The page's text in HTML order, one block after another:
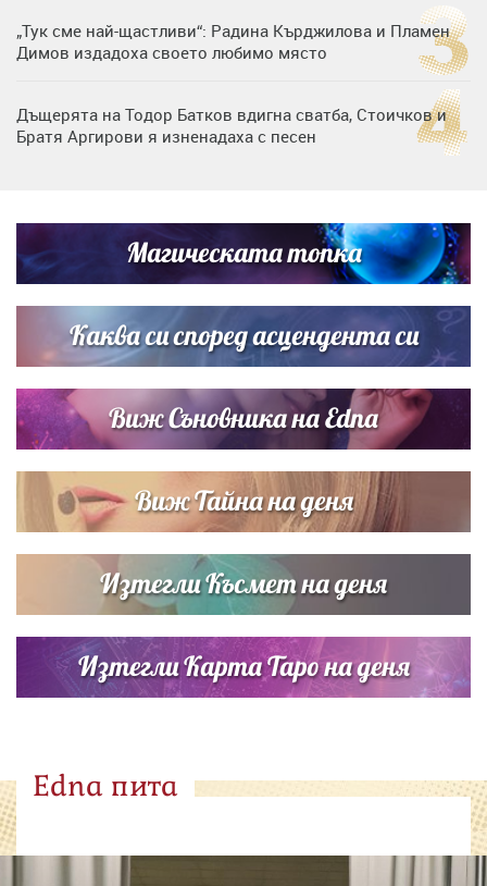
„Тук сме най-щастливи“: Радина Кърджилова и Пламен
Димов издадоха своето любимо място
Дъщерята на Тодор Батков вдигна сватба, Стоичков и
Братя Аргирови я изненадаха с песен
Списъкът е ясен: Джей Ло и Риана във ВИП гостите на
сватбата на Роналдо
Магическата топка
Каква си според асцендента си
Виж Съновника на Edna
Виж Тайна на деня
Изтегли Късмет на деня
Изтегли Карта Таро на деня
Edna пита